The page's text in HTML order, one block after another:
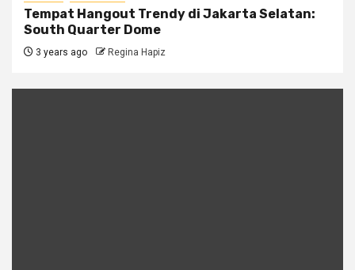
Tempat Hangout Trendy di Jakarta Selatan:
South Quarter Dome
3 years ago Regina Hapiz